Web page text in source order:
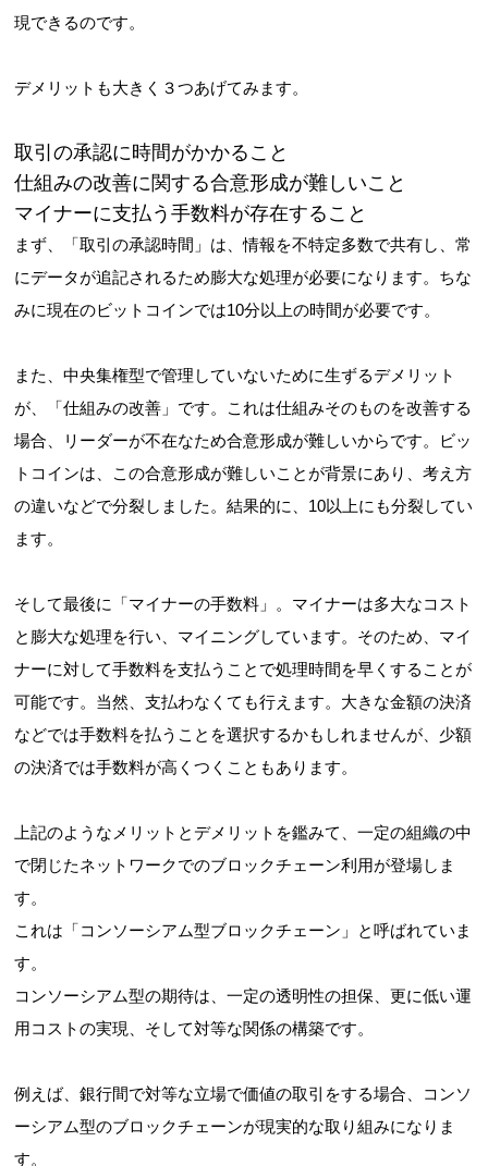
現できるのです。
デメリットも大きく３つあげてみます。
取引の承認に時間がかかること
仕組みの改善に関する合意形成が難しいこと
マイナーに支払う手数料が存在すること
まず、「取引の承認時間」は、情報を不特定多数で共有し、常
にデータが追記されるため膨大な処理が必要になります。ちな
みに現在のビットコインでは10分以上の時間が必要です。
また、中央集権型で管理していないために生ずるデメリット
が、「仕組みの改善」です。これは仕組みそのものを改善する
場合、リーダーが不在なため合意形成が難しいからです。ビッ
トコインは、この合意形成が難しいことが背景にあり、考え方
の違いなどで分裂しました。結果的に、10以上にも分裂してい
ます。
そして最後に「マイナーの手数料」。マイナーは多大なコスト
と膨大な処理を行い、マイニングしています。そのため、マイ
ナーに対して手数料を支払うことで処理時間を早くすることが
可能です。当然、支払わなくても行えます。大きな金額の決済
などでは手数料を払うことを選択するかもしれませんが、少額
の決済では手数料が高くつくこともあります。
上記のようなメリットとデメリットを鑑みて、一定の組織の中
で閉じたネットワークでのブロックチェーン利用が登場しま
す。
これは「コンソーシアム型ブロックチェーン」と呼ばれていま
す。
コンソーシアム型の期待は、一定の透明性の担保、更に低い運
用コストの実現、そして対等な関係の構築です。
例えば、銀行間で対等な立場で価値の取引をする場合、コンソ
ーシアム型のブロックチェーンが現実的な取り組みになりま
す。